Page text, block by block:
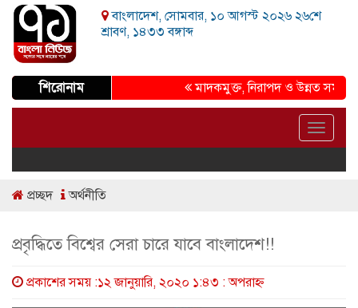
বাংলাদেশ, সোমবার, ১০ আগস্ট ২০২৬ ২৬শে
শ্রাবণ, ১৪৩৩ বঙ্গাব্দ
শিরোনাম মাদকমুক্ত, নিরাপদ ও উন্নত সমাজ গড়ার
Toggle
প্রচ্ছদ অর্থনীতি
প্রবৃদ্ধিতে বিশ্বের সেরা চারে যাবে বাংলাদেশ!!
প্রকাশের সময় :১২ জানুয়ারি, ২০২০ ১:৪৩ : অপরাহ্ণ